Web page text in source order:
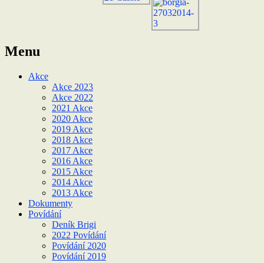
Menu
Akce
Akce 2023
Akce 2022
2021 Akce
2020 Akce
2019 Akce
2018 Akce
2017 Akce
2016 Akce
2015 Akce
2014 Akce
2013 Akce
Dokumenty
Povídání
Deník Brigi
2022 Povídání
Povídání 2020
Povídání 2019